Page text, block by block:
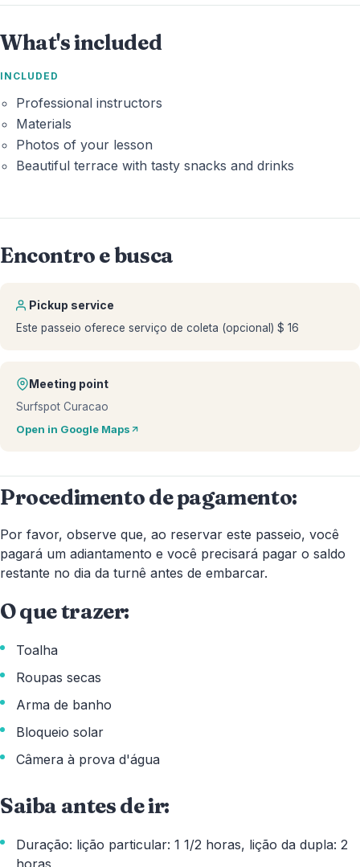
What's included
INCLUDED
Professional instructors
Materials
Photos of your lesson
Beautiful terrace with tasty snacks and drinks
Encontro e busca
Pickup service
Este passeio oferece serviço de coleta (opcional) $ 16
Meeting point
Surfspot Curacao
Open in Google Maps
Procedimento de pagamento:
Por favor, observe que, ao reservar este passeio, você
pagará um adiantamento e você precisará pagar o saldo
restante no dia da turnê antes de embarcar.
O que trazer:
Toalha
Roupas secas
Arma de banho
Bloqueio solar
Câmera à prova d'água
Saiba antes de ir:
Duração: lição particular: 1 1/2 horas, lição da dupla: 2